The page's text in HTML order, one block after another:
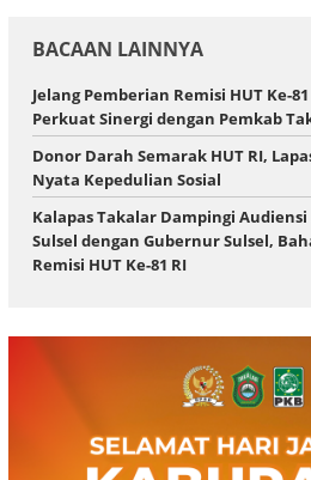
BACAAN LAINNYA
Jelang Pemberian Remisi HUT Ke-
Perkuat Sinergi dengan Pemkab
Donor Darah Semarak HUT RI,
Nyata Kepedulian Sosial
Kalapas Takalar Dampingi
Sulsel dengan Gubernur Sulsel,
Remisi HUT Ke-81 RI